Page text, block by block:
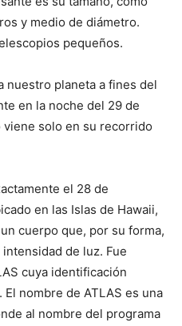
y medio de diámetro.
pequeños.
nuestro planeta a fines del
en la noche del 29 de
solo en su recorrido
el 28 de
en las Islas de Hawaii,
cuerpo que, por su forma,
de luz. Fue
cuya identificación
El nombre de ATLAS es una
al nombre del programa